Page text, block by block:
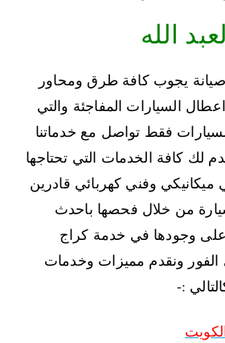
الله
يجوب كافة طرق ومحاور
السيارات المفاجئة والتي
فقط تواصل مع خدماتنا
لك كافة الخدمات التي تحتاجها
وفني كهربائي قادرين
من خلال فحصها باحدث
وجودها في خدمة كراج
الفور ونقدم مميزات وخدمات
:-